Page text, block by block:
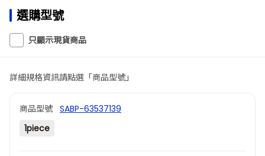
選購型號
只顯示現貨商品
詳細規格資訊請點選「商品型號」
商品型號 SABP-63537139
1piece